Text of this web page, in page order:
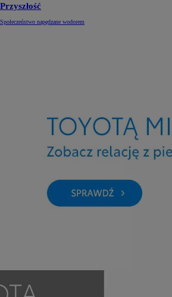
Przyszłość
Społeczeństwo napędzane wodorem